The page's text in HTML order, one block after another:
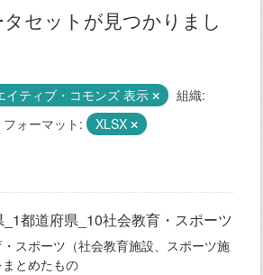
セットが見つかりまし
イティブ・コモンズ 表示
組織:
フォーマット:
XLSX
都道府県_10社会教育・スポーツ
スポーツ（社会教育施設、スポーツ施
とめたもの